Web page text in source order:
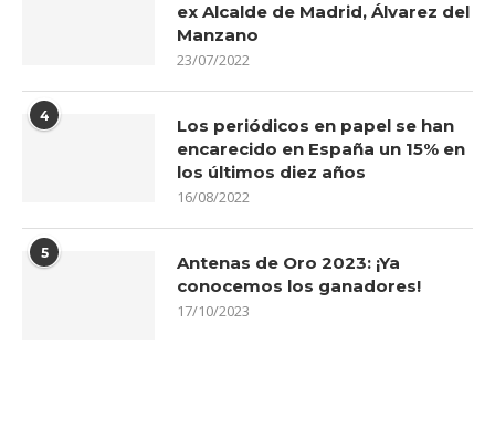
ex Alcalde de Madrid, Álvarez del
Manzano
23/07/2022
4
Los periódicos en papel se han
encarecido en España un 15% en
los últimos diez años
16/08/2022
5
Antenas de Oro 2023: ¡Ya
conocemos los ganadores!
17/10/2023